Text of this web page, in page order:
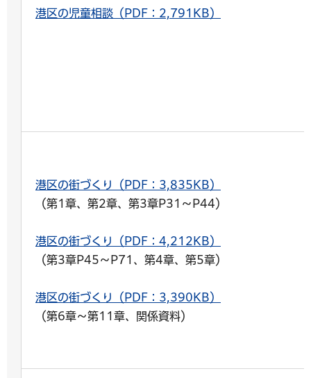
港区の児童相談（PDF：2,791KB）
港区の街づくり（PDF：3,835KB）
（第1章、第2章、第3章P31～P44）
港区の街づくり（PDF：4,212KB）
（第3章P45～P71、第4章、第5章）
港区の街づくり（PDF：3,390KB）
（第6章～第11章、関係資料）